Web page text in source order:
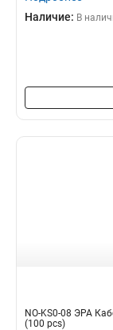
Наличие: В
NO-KS0-08 ЭРА
(100 pcs)